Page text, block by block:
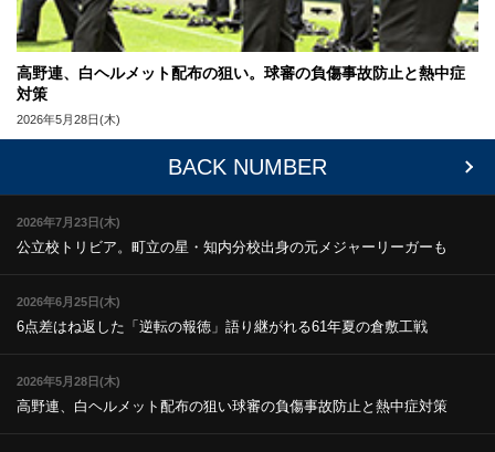
高野連、白ヘルメット配布の狙い。球審の負傷事故防止と熱中症
対策
2026年5月28日(木)
BACK NUMBER
2026年7月23日(木)
公立校トリビア。町立の星・知内分校出身の元メジャーリーガーも
2026年6月25日(木)
6点差はね返した「逆転の報徳」 語り継がれる61年夏の倉敷工戦
2026年5月28日(木)
高野連、白ヘルメット配布の狙い球審の負傷事故防止と熱中症対策